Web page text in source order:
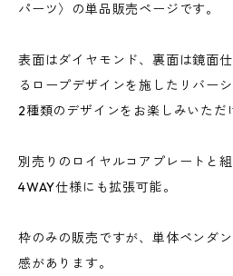
パーツ〉の単品販売ページです。
表面はダイヤモンド、裏面は鏡面
るロープデザインを施したリバーシ
2種類のデザインをお楽しみいただ
別売りのロイヤルコアプレートと
4WAY仕様にも拡張可能。
枠のみの販売ですが、単体ペンダ
感があります。